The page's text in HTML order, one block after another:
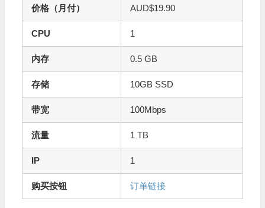
价格（月付） AUD$19.90
CPU 1
内存 0.5 GB
存储 10GB SSD
带宽 100Mbps
流量 1 TB
IP 1
购买按钮 订单链接